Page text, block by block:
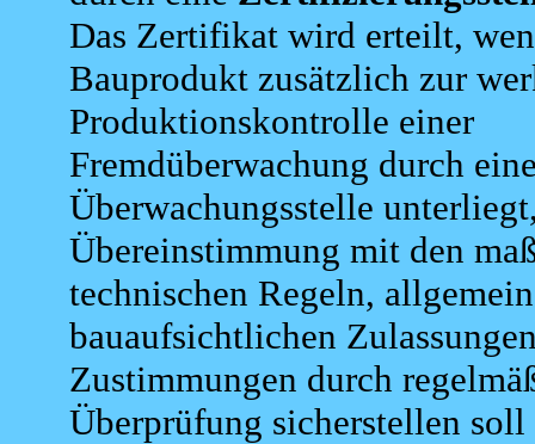
Das Zertifikat wird erteilt,
Bauprodukt zusätzlich zur
Produktionskontrolle einer
Fremdüberwachung durch
Überwachungsstelle
Übereinstimmung mit den
technischen Regeln,
bauaufsichtlichen
Zustimmungen durch
Überprüfung sicherstellen